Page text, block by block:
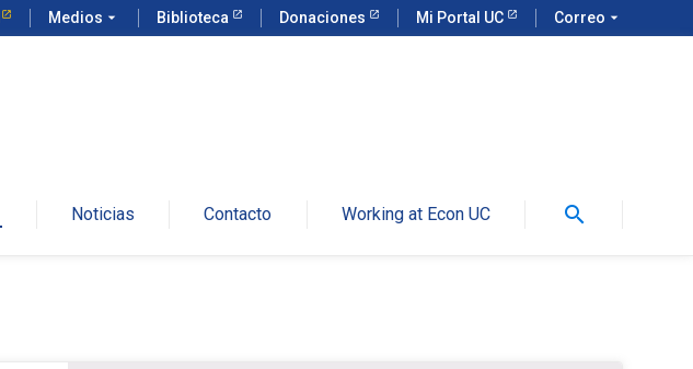
Medios arrow_drop_down Biblioteca Donaciones Mi Portal UC Correo arrow_drop_down
Noticias Contacto Working at Econ UC search